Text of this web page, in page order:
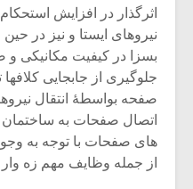
اثرگذار در افزایش
نیروهای ایستا و نیز در
بسزا در کیفیت مکانیکی و
جلوگیری از جابجایی کلافها
صفحه بواسطۀ انتقال
اتصال صفحات به ساختمان
های صفحات با توجه به
از جمله وظایف مهم زه